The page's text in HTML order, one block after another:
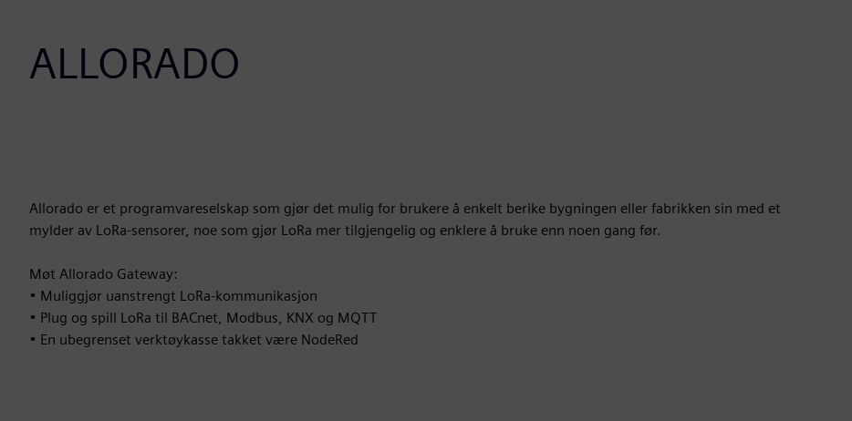
ALLORADO
Allorado er et programvareselskap som gjør det mulig for brukere å enkelt berike bygningen eller fabrikken sin med et
mylder av LoRa-sensorer, noe som gjør LoRa mer tilgjengelig og enklere å bruke enn noen gang før.
Møt Allorado Gateway:
• Muliggjør uanstrengt LoRa-kommunikasjon
• Plug og spill LoRa til BACnet, Modbus, KNX og MQTT
• En ubegrenset verktøykasse takket være NodeRed